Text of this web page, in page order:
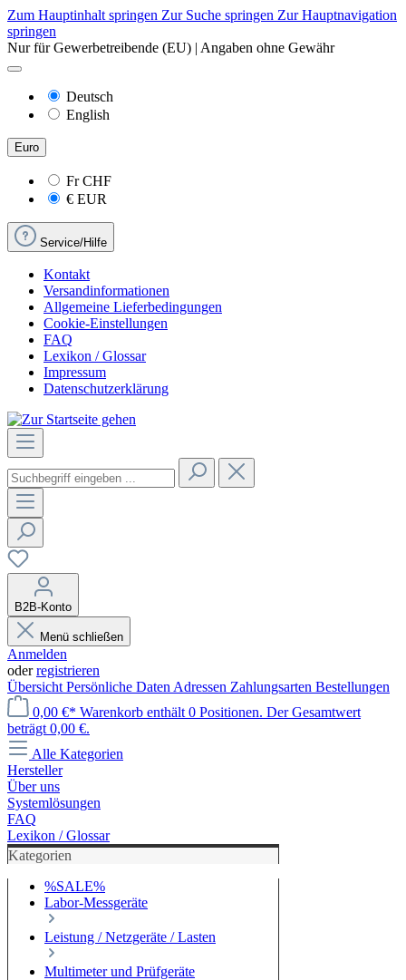
Zum Hauptinhalt springen Zur Suche springen Zur Hauptnavigation
springen
Nur für Gewerbetreibende (EU) | Angaben ohne Gewähr
Deutsch
English
Euro
FrCHF
€ EUR
Service/Hilfe
Kontakt
Versandinformationen
Allgemeine Lieferbedingungen
Cookie-Einstellungen
FAQ
Lexikon / Glossar
Impressum
Datenschutzerklärung
B2B-Konto
Menü schließen
Anmelden
oderregistrieren
Übersicht Persönliche Daten Adressen Zahlungsarten Bestellungen
0,00 €* Warenkorb enthält 0 Positionen. Der Gesamtwert
beträgt 0,00 €.
Alle Kategorien
Hersteller
Über uns
Systemlösungen
FAQ
Lexikon / Glossar
Kategorien
%SALE%
Labor-Messgeräte
Leistung / Netzgeräte / Lasten
Multimeter und Prüfgeräte